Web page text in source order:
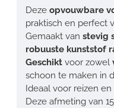
Deze opvouwbare
praktisch en perfect
Gemaakt van stevig
robuuste kunststof
Geschikt voor zowel
schoon te maken in
Ideaal voor reizen
Deze afmeting van